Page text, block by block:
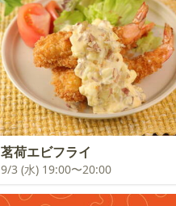
茗荷エビフライ
9/3 (水) 19:00〜20:00